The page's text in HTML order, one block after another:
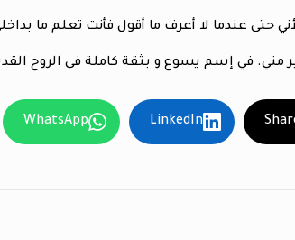
حتى عندما لا أعرف ما أقول فأنت تعلم ما
مني. في إسم يسوع و بثقة كاملة فى الروح
LinkedIn
WhatsApp